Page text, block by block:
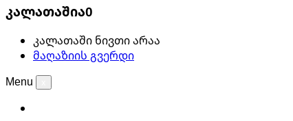
კალათაშია0
კალათაში ნივთი არაა
მაღაზიის გვერდი
Menu